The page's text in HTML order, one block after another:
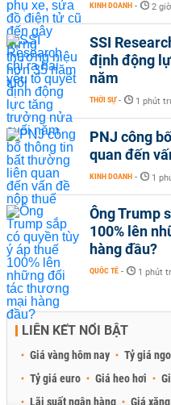
KINH DOANH - 2
SSI
định động
năm
THỜI SỰ - 1 phút
PNJ công
quan đến
KINH DOANH - 1
Ông Trump
100% lên
hàng đầu?
QUỐC TẾ - 1 phút
LIÊN KẾT NỔI BẬT
Giá vàng hôm nay Tỷ giá
Tỷ giá euro
Giá heo hơi
Lãi suất ngân hàng
Giá